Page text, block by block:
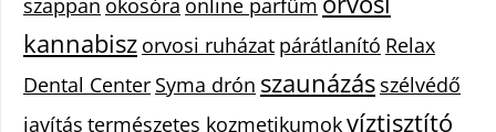
szappan okosóra online parfüm
kannabisz orvosi ruházat párátlanító Relax
Dental Center Syma drón szaunázás szélvédő
javítás természetes kozmetikumokvíztisztító